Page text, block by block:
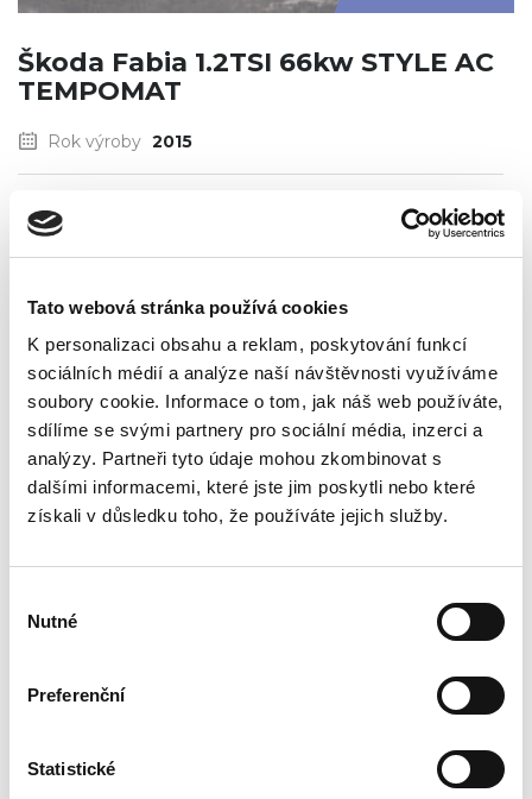
Tato webová stránka používá cookies
K personalizaci obsahu a reklam, poskytování funkcí
sociálních médií a analýze naší návštěvnosti využíváme
soubory cookie. Informace o tom, jak náš web používáte,
sdílíme se svými partnery pro sociální média, inzerci a
analýzy. Partneři tyto údaje mohou zkombinovat s
dalšími informacemi, které jste jim poskytli nebo které
získali v důsledku toho, že používáte jejich služby.
souhlasu
Nutné
Preferenční
Statistické
Škoda Fabia 1.2TSI 66kw STYLE AC
TEMPOMAT
Rok výroby 2015
Palivo
274 999 Kč